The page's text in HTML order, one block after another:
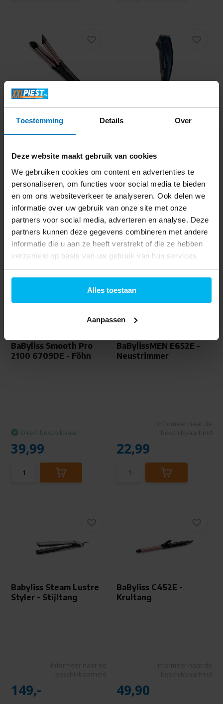
Toestemming Details Over
Deze website maakt gebruik van cookies
We gebruiken cookies om content en advertenties te
personaliseren, om functies voor social media te bieden
en om ons websiteverkeer te analyseren. Ook delen we
informatie over uw gebruik van onze site met onze
partners voor social media, adverteren en analyse. Deze
partners kunnen deze gegevens combineren met andere
informatie die u aan ze heeft verstrekt of die ze hebben
verzameld op basis van uw gebruik van hun services.
Alles toestaan
Aanpassen
Informeer naar de
beschikbaarheid
79,99
Informeer naar de
beschikbaarheid
29,95
BaByliss Smooth Pro
2100 6709DE - Föhn
Direct beschikbaar
39,99
BaBylissMEN E652E -
Neustrimmer
22,99
Babyliss Steam Lustre
Styler - Stijltang
149,-
BaByliss C452E -
Krultang
49,90